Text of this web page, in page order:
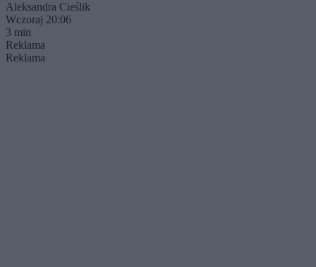
Aleksandra Cieślik
Wczoraj 20:06
3 min
Reklama
Reklama